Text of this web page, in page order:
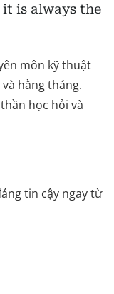
is always the
môn kỹ thuật
hằng tháng.
học hỏi và
tin cậy ngay từ